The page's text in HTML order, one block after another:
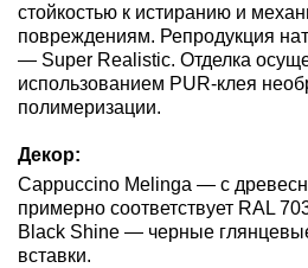
стойкостью к истиранию и
повреждениям. Репродукция
— Super Realistic. Отделка
использованием PUR-клея
полимеризации.
Декор:
Cappuccino Melinga — с
примерно соответствует RAL
Black Shine — черные
вставки.